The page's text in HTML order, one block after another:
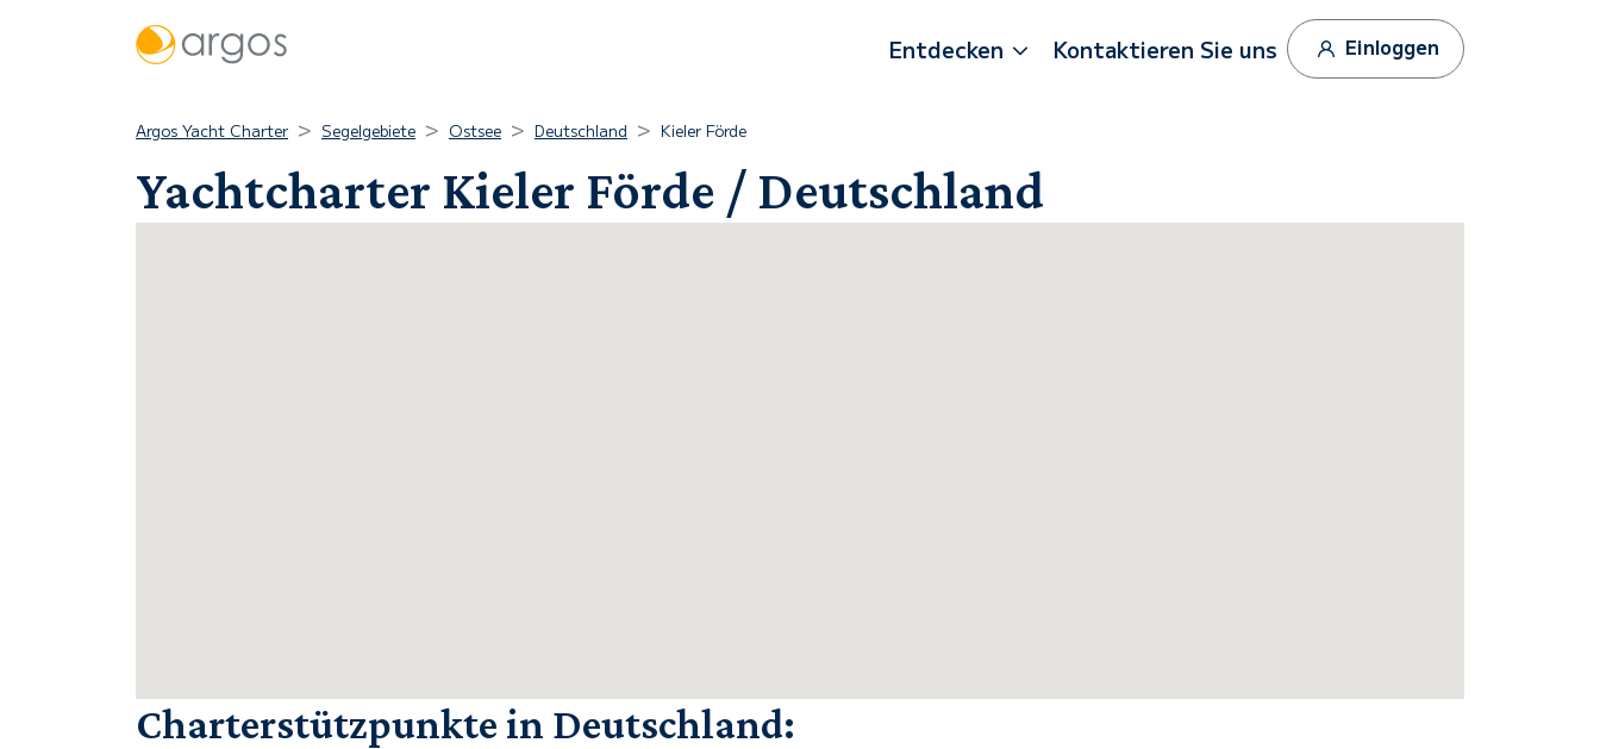
Entdecken Kontaktieren Sie uns Einloggen
Argos Yacht Charter Segelgebiete Ostsee Deutschland Kieler Förde
Yachtcharter Kieler Förde / Deutschland
Charterstützpunkte in Deutschland: